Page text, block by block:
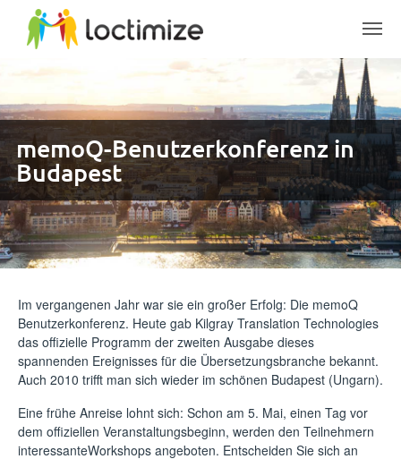
Skip to main content
memoQ-Benutzerkonferenz in
Budapest
Im vergangenen Jahr war sie ein großer Erfolg: Die memoQ
Benutzerkonferenz. Heute gab Kilgray Translation Technologies
das offizielle Programm der zweiten Ausgabe dieses
spannenden Ereignisses für die Übersetzungsbranche bekannt.
Auch 2010 trifft man sich wieder im schönen Budapest (Ungarn).
Eine frühe Anreise lohnt sich: Schon am 5. Mai, einen Tag vor
dem offiziellen Veranstaltungsbeginn, werden den Teilnehmern
interessanteWorkshops angeboten. Entscheiden Sie sich an